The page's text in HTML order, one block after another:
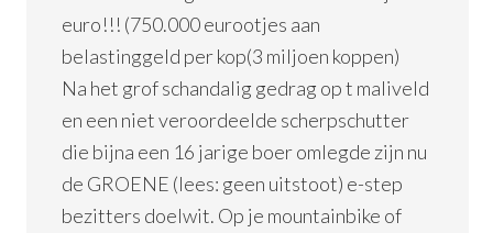
euro!!! (750.000 eurootjes aan
belastinggeld per kop(3 miljoen koppen)
Na het grof schandalig gedrag op t maliveld
en een niet veroordeelde scherpschutter
die bijna een 16 jarige boer omlegde zijn nu
de GROENE (lees: geen uitstoot) e-step
bezitters doelwit. Op je mountainbike of